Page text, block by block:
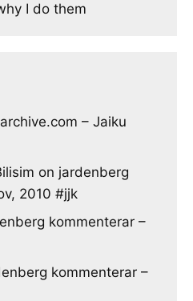
I do them
– Jaiku
on jardenberg
2010 #jjk
kommenterar –
kommenterar –